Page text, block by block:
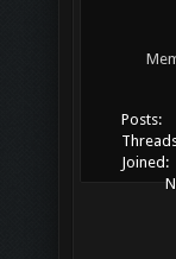
Posts:
Joined: